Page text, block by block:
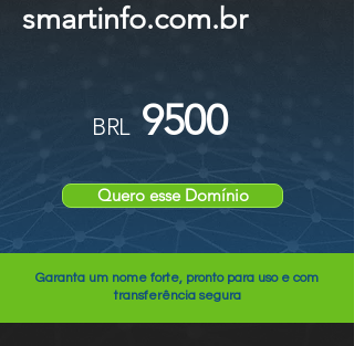
smartinfo.com.br
BRL 9500
Quero esse Domínio
Garanta um nome forte, pronto para uso e com
transferência segura